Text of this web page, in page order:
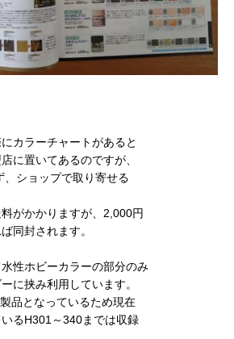
カラーチャートがあると
に置いてあるのですが、
ショップで取り寄せる
がかかりますが、2,000円
同封されます。
性ホビーカラーの部分のみ
に挟み利用しています。
品となっているため現在
るH301～340までは収録